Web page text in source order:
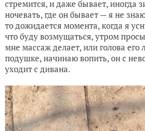
стремится, и даже бывает, иногда
ночевать, где он бывает — я не
то дожидается момента, когда я
что буду возмущаться, утром
мне массаж делает, или голова его
подушке, начинаю вопить, он с
уходит с дивана.